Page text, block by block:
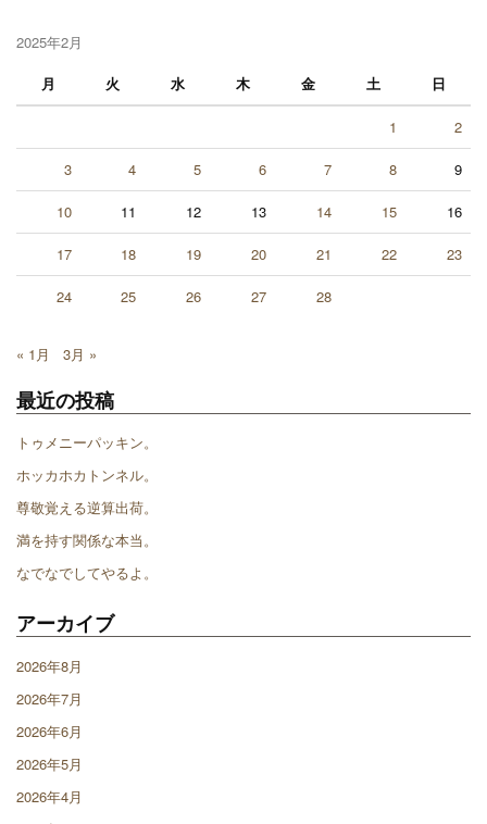
2025年2月
月
火 水 木 金 土 日
1 2
3 4 5 6 7 8 9
10 11 12 13 14 15 16
17 18 19 20 21 22 23
24 25 26 27 28
« 1月 3月 »
最近の投稿
トゥメニーパッキン。
ホッカホカトンネル。
尊敬覚える逆算出荷。
満を持す関係な本当。
なでなでしてやるよ。
アーカイブ
2026年8月
2026年7月
2026年6月
2026年5月
2026年4月